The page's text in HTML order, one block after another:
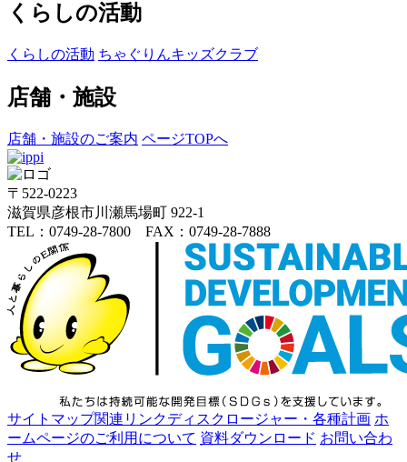
くらしの活動
くらしの活動 ちゃぐりんキッズクラブ
店舗・施設
店舗・施設のご案内 ページTOPへ
〒522-0223
滋賀県彦根市川瀬馬場町 922-1
TEL：0749-28-7800 FAX：0749-28-7888
サイトマップ関連リンクディスクロージャー・各種計画 ホ
ームページのご利用について 資料ダウンロード お問い合わ
せ